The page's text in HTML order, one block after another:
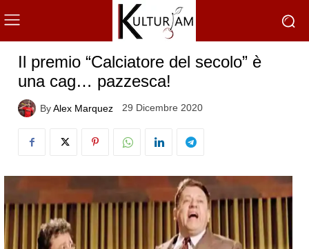
Il premio “Calciatore del secolo” è
una cag… pazzesca!
ByAlex Marquez 29 Dicembre 2020